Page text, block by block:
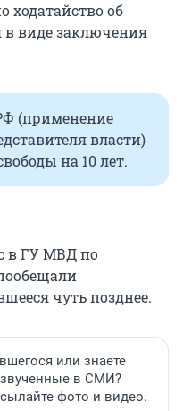
ходатайство об
виде заключения
(применение
власти)
на 10 лет.
в ГУ МВД по
чуть позднее.
или знаете
в СМИ?
фото и видео.